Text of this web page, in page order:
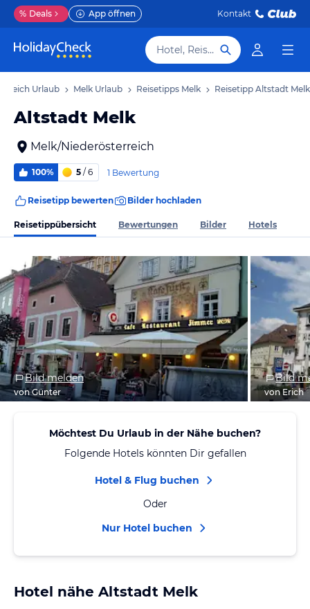
% Deals App öffnen Kontakt
Hotel, Reiseziel
Urlaub Melk Urlaub Reisetipps Melk Reisetipp Altstadt Melk
Altstadt Melk
Melk/Niederösterreich
100% 5 / 6 1 Bewertung
Reisetipp bewerten Bilder hochladen
Reisetippübersicht Bewertungen Bilder Hotels
Bild melden
von Günter
Bild
von Erich
Möchtest Du Urlaub in der Nähe buchen?
Folgende Hotels könnten Dir gefallen
Hotel & Flug buchen
Oder
Nur Hotel buchen
Hotel nähe Altstadt Melk